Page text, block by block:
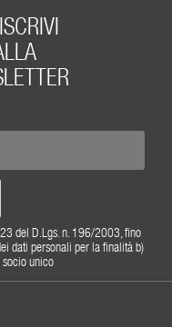
del D.Lgs. n. 196/2003, fino
dati personali per la finalità b)
socio unico